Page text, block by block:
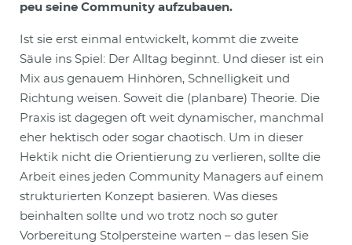
peu seine Community aufzubauen.
Ist sie erst einmal entwickelt, kommt die zweite
Säule ins Spiel: Der Alltag beginnt. Und dieser ist ein
Mix aus genauem Hinhören, Schnelligkeit und
Richtung weisen. Soweit die (planbare) Theorie. Die
Praxis ist dagegen oft weit dynamischer, manchmal
eher hektisch oder sogar chaotisch. Um in dieser
Hektik nicht die Orientierung zu verlieren, sollte die
Arbeit eines jeden Community Managers auf einem
strukturierten Konzept basieren. Was dieses
beinhalten sollte und wo trotz noch so guter
Vorbereitung Stolpersteine warten – das lesen Sie